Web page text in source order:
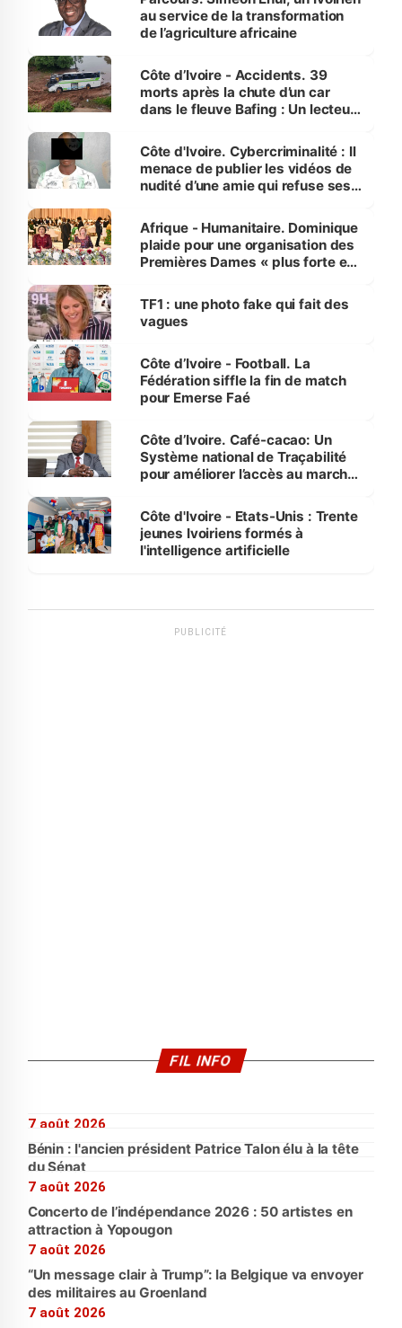
au service de la transformation
de l’agriculture africaine
Côte d’Ivoire - Accidents. 39
morts après la chute d’un car
dans le fleuve Bafing : Un lecteur
des Transports
Côte d'Ivoire. Cybercriminalité : Il
menace de publier les vidéos de
nudité d’une amie qui refuse ses
Afrique - Humanitaire. Dominique
plaide pour une organisation des
Premières Dames « plus forte et
sur la scène internationale »
TF1 : une photo fake qui fait des
vagues
Côte d’Ivoire - Football. La
Fédération siffle la fin de match
pour Emerse Faé
Côte d’Ivoire. Café-cacao: Un
Système national de Traçabilité
pour améliorer l’accès au marché
Côte d'Ivoire - Etats-Unis : Trente
jeunes Ivoiriens formés à
l'intelligence artificielle
PUBLICITÉ
FIL INFO
7 août 2026
Bénin : l'ancien président Patrice Talon élu à la tête
du Sénat
7 août 2026
Concerto de l’indépendance 2026 : 50 artistes en
attraction à Yopougon
7 août 2026
“Un message clair à Trump”: la Belgique va envoyer
des militaires au Groenland
7 août 2026